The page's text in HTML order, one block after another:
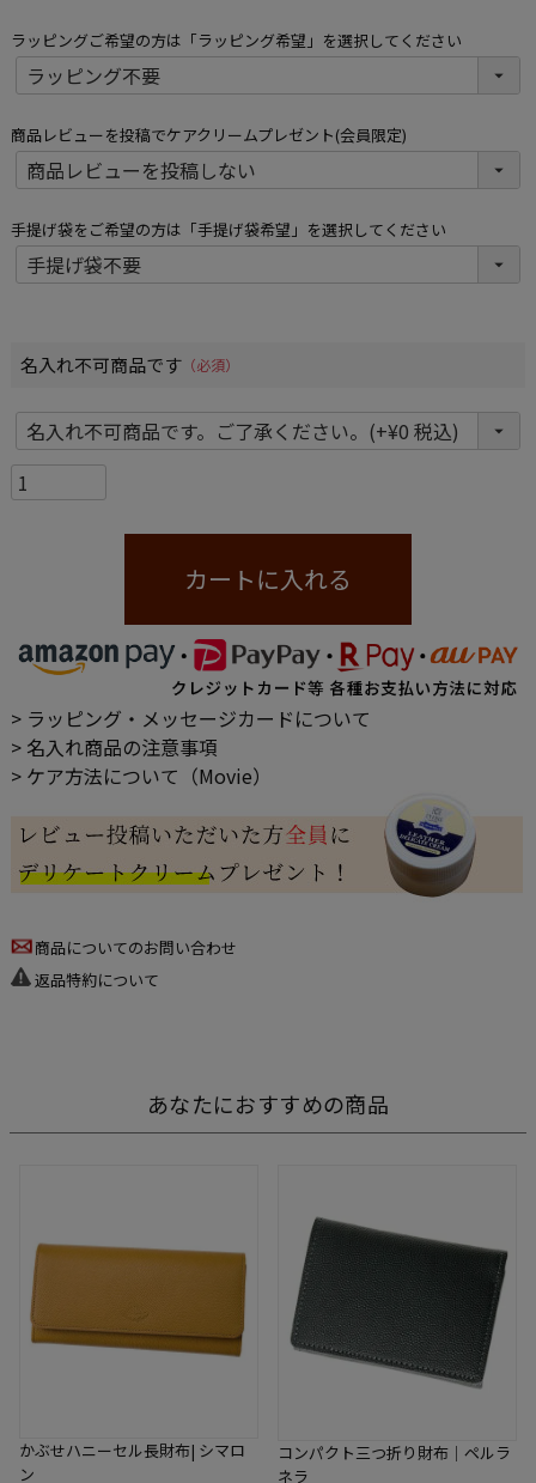
ラッピングご希望の方は「ラッピング希望」を選択してください
商品レビューを投稿でケアクリームプレゼント(会員限定)
手提げ袋をご希望の方は「手提げ袋希望」を選択してください
名入れ不可商品です
カートに入れる
> ラッピング・メッセージカードについて
> 名入れ商品の注意事項
> ケア方法について（Movie）
商品についてのお問い合わせ
返品特約について
あなたにおすすめの商品
かぶせハニーセル長財布| シマロ
ン
コンパクト三つ折り財布｜ペルラ
ネラ